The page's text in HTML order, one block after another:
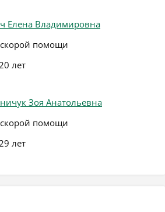
Елена Владимировна
помощи
лет
Зоя Анатольевна
помощи
лет